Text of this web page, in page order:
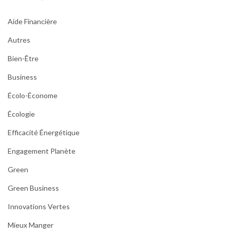
Aide Financière
Autres
Bien-Être
Business
Écolo-Économe
Écologie
Efficacité Énergétique
Engagement Planète
Green
Green Business
Innovations Vertes
Mieux Manger